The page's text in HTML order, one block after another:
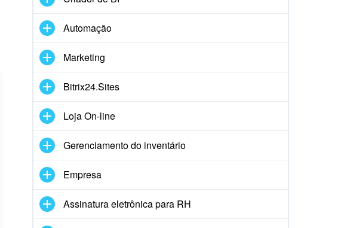
Automação
Marketing
Bitrix24.Sites
Loja On-line
Gerenciamento do inventário
Empresa
Assinatura eletrônica para RH